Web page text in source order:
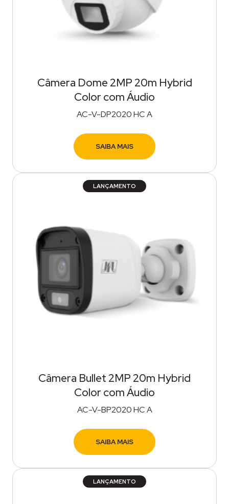
Câmera Dome 2MP 20m Hybrid
Color com Áudio
AC-V-DP2020 HC A
SAIBA MAIS
LANÇAMENTO
Câmera Bullet 2MP 20m Hybrid
Color com Áudio
AC-V-BP2020 HC A
SAIBA MAIS
LANÇAMENTO